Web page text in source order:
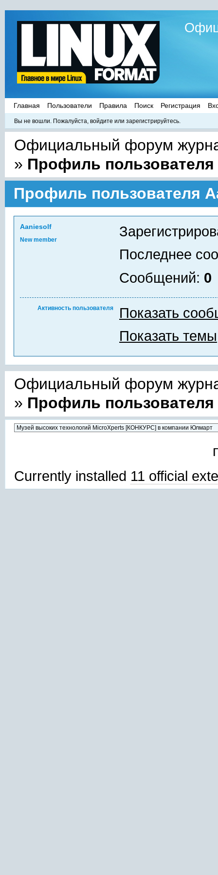
Главная Пользователи Правила Поиск Регистрация
Вы не вошли. Пожалуйста, войдите или зарегистрируйтесь.
Официальный форум
» Профиль
Профиль пользователя
Aaniesolf
New member
Последнее
Сообщений: 0
Активность пользователя
Показать
Показать темы
Официальный форум
» Профиль
Currently installed 11 official